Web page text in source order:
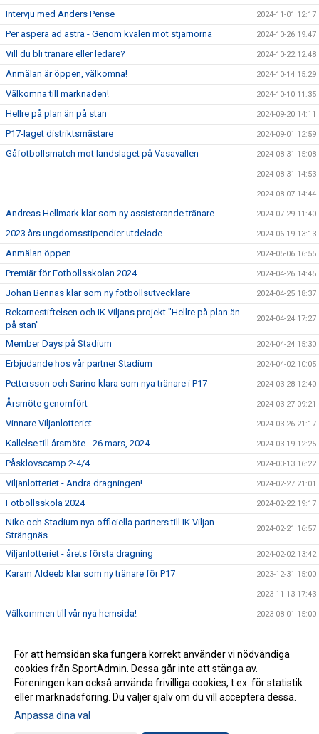
Intervju med Anders Pense 2024-11-01 12:17
Per aspera ad astra - Genom kvalen mot stjärnorna 2024-10-26 19:47
Vill du bli tränare eller ledare? 2024-10-22 12:48
Anmälan är öppen, välkomna! 2024-10-14 15:29
Välkomna till marknaden! 2024-10-10 11:35
Hellre på plan än på stan 2024-09-20 14:11
P17-laget distriktsmästare 2024-09-01 12:59
Gåfotbollsmatch mot landslaget på Vasavallen 2024-08-31 15:08
2024-08-31 14:53
2024-08-07 14:44
Andreas Hellmark klar som ny assisterande tränare 2024-07-29 11:40
2023 års ungdomsstipendier utdelade 2024-06-19 13:13
Anmälan öppen 2024-05-06 16:55
Premiär för Fotbollsskolan 2024 2024-04-26 14:45
Johan Bennäs klar som ny fotbollsutvecklare 2024-04-25 18:37
Rekarnestiftelsen och IK Viljans projekt "Hellre på plan än
på stan"
2024-04-24 17:27
Member Days på Stadium 2024-04-24 15:30
Erbjudande hos vår partner Stadium 2024-04-02 10:05
Pettersson och Sarino klara som nya tränare i P17 2024-03-28 12:40
Årsmöte genomfört 2024-03-27 09:21
Vinnare Viljanlotteriet 2024-03-26 21:17
Kallelse till årsmöte - 26 mars, 2024 2024-03-19 12:25
Påsklovscamp 2-4/4 2024-03-13 16:22
Viljanlotteriet - Andra dragningen! 2024-02-27 21:01
Fotbollsskola 2024 2024-02-22 19:17
Nike och Stadium nya officiella partners till IK Viljan
Strängnäs
2024-02-21 16:57
Viljanlotteriet - årets första dragning 2024-02-02 13:42
Karam Aldeeb klar som ny tränare för P17 2023-12-31 15:00
2023-11-13 17:43
Välkommen till vår nya hemsida! 2023-08-01 15:00
Intervju med Björn Wiklund 2023-06-08 14:29
Tack till våra sponsorer 2023-05-01 13:46
För att hemsidan ska fungera korrekt använder vi nödvändiga
cookies från SportAdmin. Dessa går inte att stänga av.
Föreningen kan också använda frivilliga cookies, t.ex. för statistik
eller marknadsföring. Du väljer själv om du vill acceptera dessa.
Anpassa dina val